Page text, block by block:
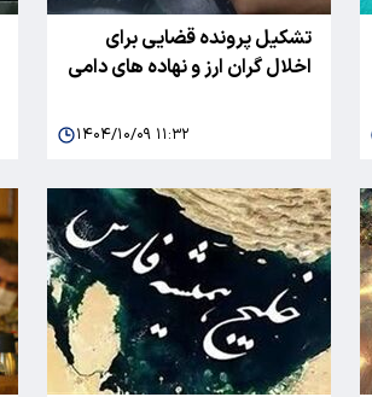
تشکیل پرونده قضایی برای
اخلال گران ارز و نهاده های دامی
۱۴۰۴/۱۰/۰۹ ۱۱:۳۲